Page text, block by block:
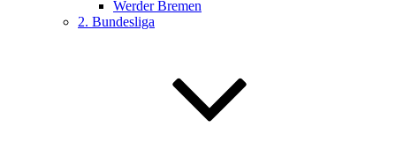
Werder Bremen
2. Bundesliga